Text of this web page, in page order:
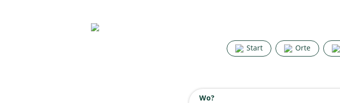
Start Orte
Wo?
Start Orte
Wo?